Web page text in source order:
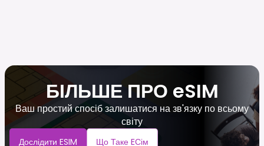
БІЛЬШЕ ПРО eSIM
Ваш простий спосіб залишатися на зв'язку по всьому
світу
Дослідити ESIM Що Таке EСім